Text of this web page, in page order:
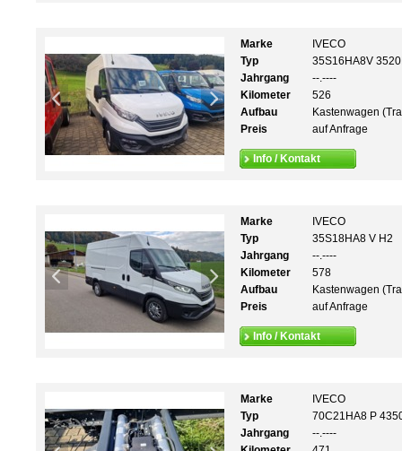
Marke
IVECO
Typ
35S16HA8V
Jahrgang
--.----
Kilometer
526
Aufbau
Kastenwagen
Preis
auf Anfrage
Info / Kontakt
Marke
IVECO
Typ
35S18HA8 V H2
Jahrgang
--.----
Kilometer
578
Aufbau
Kastenwagen
Preis
auf Anfrage
Info / Kontakt
Marke
IVECO
Typ
70C21HA8 P
Jahrgang
--.----